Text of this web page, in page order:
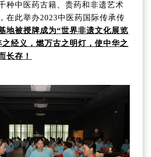
种中医药古籍、贵药和非遗艺术
在此举办2023中医药国际传承传
地被授牌成为“世界非遗文化展览
经义，燃万古之明灯，使中华之
长存！